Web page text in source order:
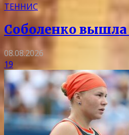
ТЕННИС
Соболенко вышла
08.08.2026
19